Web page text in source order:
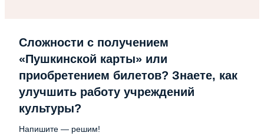
Сложности с получением
«Пушкинской карты» или
приобретением билетов? Знаете, как
улучшить работу учреждений
культуры?
Напишите — решим!